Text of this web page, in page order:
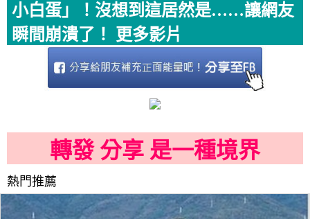
小白蛋」！沒想到這居然是……讓網友
瞬間崩潰了！ 更多影片
轉發 分享 是一種境界
熱門推薦